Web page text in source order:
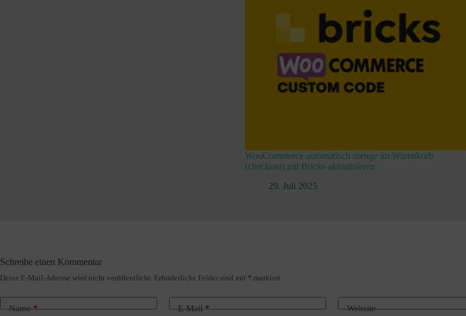
WooCommerce automatisch menge im Warenkorb
(checkout) mit Bricks aktualisieren
29. Juli 2025
Schreibe einen Kommentar
Deine E-Mail-Adresse wird nicht veröffentlicht. Erforderliche Felder sind mit * markiert
Name* E-Mail* Website
A
t
e